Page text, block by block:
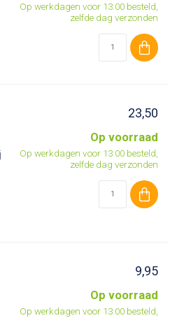
Op werkdagen voor 13:00 besteld,
zelfde dag verzonden
23,50
Op voorraad
Op werkdagen voor 13:00 besteld,
zelfde dag verzonden
9,95
Op voorraad
Op werkdagen voor 13:00 besteld,